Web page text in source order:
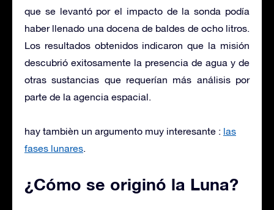
que se levantó por el impacto de la sonda podía
haber llenado una docena de baldes de ocho litros.
Los resultados obtenidos indicaron que la misión
descubrió exitosamente la presencia de agua y de
otras sustancias que requerían más análisis por
parte de la agencia espacial.
hay tambièn un argumento muy interesante : las
fases lunares.
¿Cómo se originó la Luna?